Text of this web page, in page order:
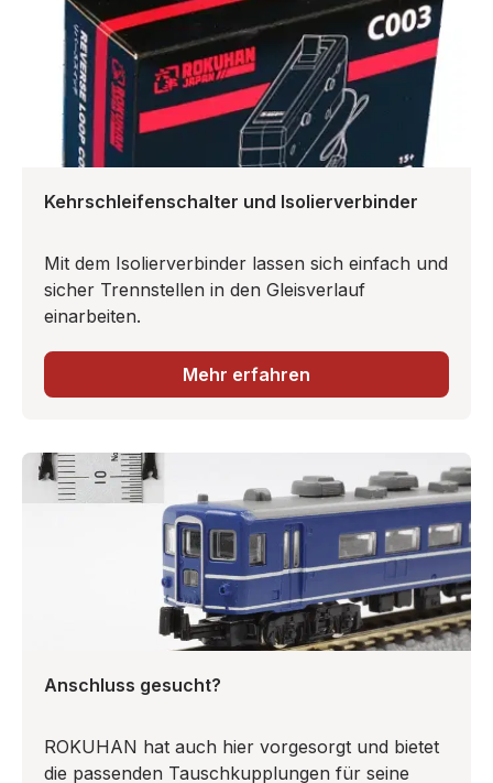
Kehrschleifenschalter und Isolierverbinder
Mit dem Isolierverbinder lassen sich einfach und
sicher Trennstellen in den Gleisverlauf
einarbeiten.
Mehr erfahren
Anschluss gesucht?
ROKUHAN hat auch hier vorgesorgt und bietet
die passenden Tauschkupplungen für seine